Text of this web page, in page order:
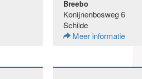
Breebo
Konijnenbosweg 6
Schilde
Meer informatie